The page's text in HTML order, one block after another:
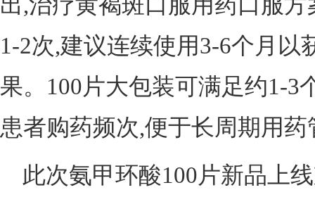
1-2次,建议连续使用3-6个月以
果。100片大包装可满足约1-3
患者购药频次,便于长周期用药
此次氨甲环酸100片新品上